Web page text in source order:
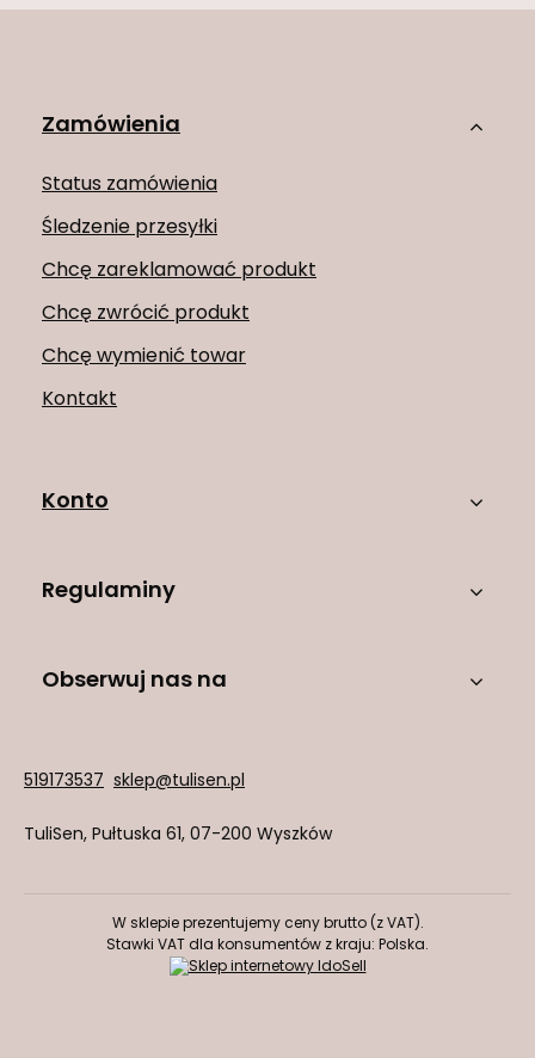
Zamówienia
Status zamówienia
Śledzenie przesyłki
Chcę zareklamować produkt
Chcę zwrócić produkt
Chcę wymienić towar
Kontakt
Konto
Regulaminy
Obserwuj nas na
519173537 sklep@tulisen.pl
TuliSen, Pułtuska 61, 07-200 Wyszków
W sklepie prezentujemy ceny brutto (z VAT).
Stawki VAT dla konsumentów z kraju: Polska.